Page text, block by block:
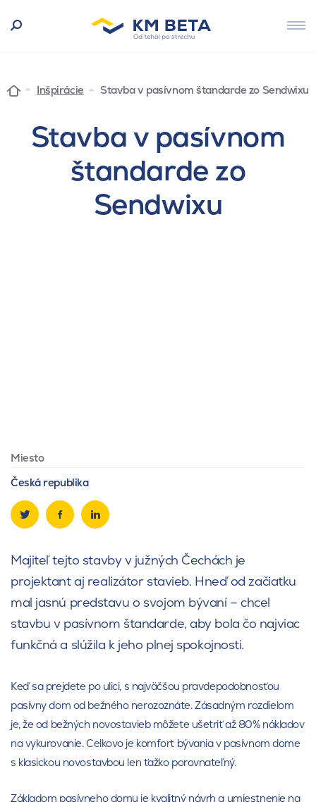
Inšpirácie Stavba v pasívnom štandarde zo Sendwixu
Stavba v pasívnom
štandarde zo
Sendwixu
Miesto
Česká republika
Majiteľ tejto stavby v južných Čechách je
projektant aj realizátor stavieb. Hneď od začiatku
mal jasnú predstavu o svojom bývaní – chcel
stavbu v pasívnom štandarde, aby bola čo najviac
funkčná a slúžila k jeho plnej spokojnosti.
Keď sa prejdete po ulici, s najväčšou pravdepodobnosťou
pasívny dom od bežného nerozoznáte. Zásadným rozdielom
je, že od bežných novostavieb môžete ušetriť až 80% nákladov
na vykurovanie. Celkovo je komfort bývania v pasívnom dome
s klasickou novostavbou len ťažko porovnateľný.
Základom pasívneho domu je kvalitný návrh a umiestnenie na